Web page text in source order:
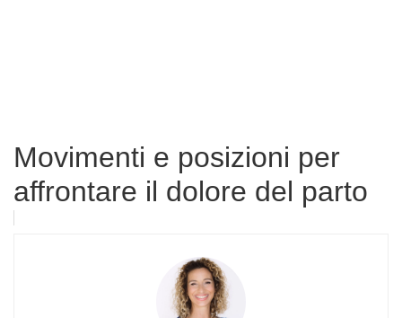
Movimenti e posizioni per
affrontare il dolore del parto